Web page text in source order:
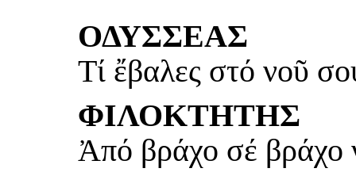
ΟΔΥΣΣΕΑΣ
Τί ἔβαλες στό νοῦ
ΦΙΛΟΚΤΗΤΗΣ
Ἀπό βράχο σέ βράχο